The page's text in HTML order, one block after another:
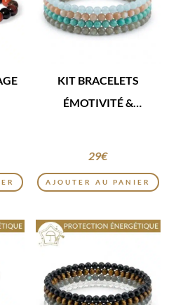
KIT BRACELETS
ÉMOTIVITÉ &
29€
AJOUTER AU PANIER